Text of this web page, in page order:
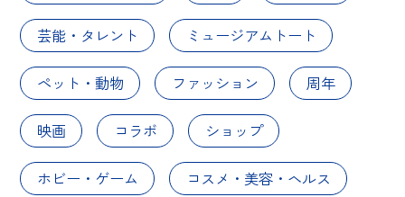
芸能・タレント ミュージアムトート
ペット・動物 ファッション 周年
映画 コラボ ショップ
ホビー・ゲーム コスメ・美容・ヘルス